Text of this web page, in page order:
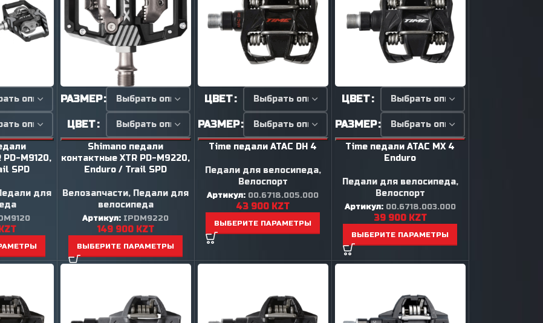
PD-M9120,
SPD
для
KZT
РАЗМЕР
ЦВЕТ
Shimano педали
контактные XTR PD-M9220,
Enduro / Trail SPD
Велозапчасти, Педали для
велосипеда
Артикул: IPDM9220
149 900 KZT
ВЫБЕРИТЕ ПАРАМЕТРЫ
ЦВЕТ
РАЗМЕР
Time педали ATAC DH 4
Педали для велосипеда,
Велоспорт
Артикул: 00.6718.005.000
43 900 KZT
ВЫБЕРИТЕ ПАРАМЕТРЫ
ЦВЕТ
РАЗМЕР
Time педали ATAC MX 4
Enduro
Педали для велосипеда,
Велоспорт
Артикул: 00.6718.003.000
39 900 KZT
ВЫБЕРИТЕ ПАРАМЕТРЫ